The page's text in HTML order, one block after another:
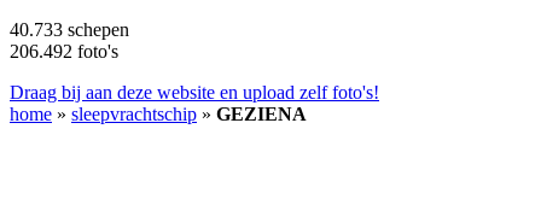
40.733 schepen
206.492 foto's
Draag bij aan deze website en upload zelf foto's!
home » sleepvrachtschip » GEZIENA